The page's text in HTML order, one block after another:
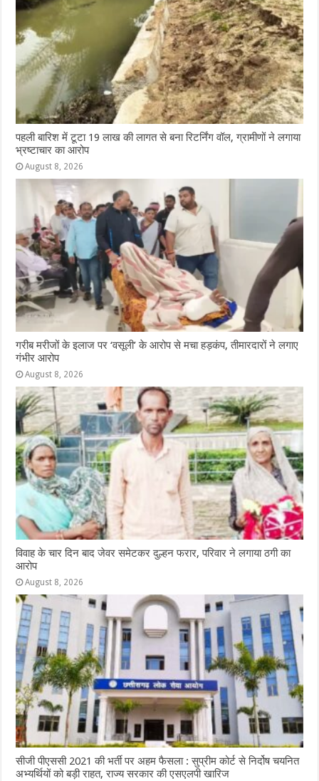
पहली बारिश में टूटा 19 लाख की लागत से बना रिटर्निंग वॉल, ग्रामीणों ने लगाया
भ्रष्टाचार का आरोप
August 8, 2026
गरीब मरीजों के इलाज पर ‘वसूली’ के आरोप से मचा हड़कंप, तीमारदारों ने लगाए
गंभीर आरोप
August 8, 2026
विवाह के चार दिन बाद जेवर समेटकर दुल्हन फरार, परिवार ने लगाया ठगी का
आरोप
August 8, 2026
सीजी पीएससी 2021 की भर्ती पर अहम फैसला : सुप्रीम कोर्ट से निर्दोष चयनित
अभ्यर्थियों को बड़ी राहत, राज्य सरकार की एसएलपी खारिज